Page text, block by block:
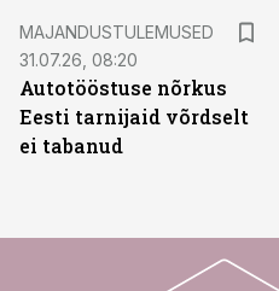
MAJANDUSTULEMUSED
31.07.26, 08:20
Autotööstuse nõrkus
Eesti tarnijaid võrdselt
ei tabanud